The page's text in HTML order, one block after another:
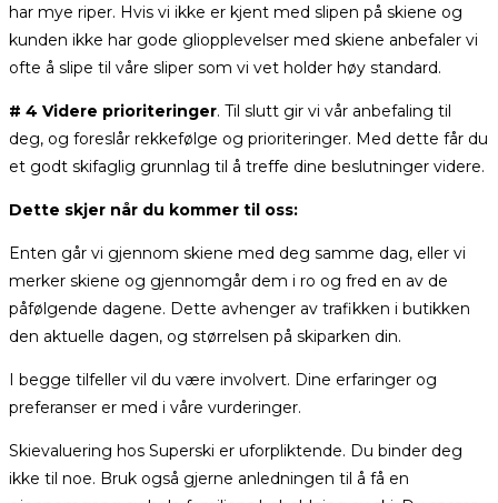
har mye riper. Hvis vi ikke er kjent med slipen på skiene og
kunden ikke har gode gliopplevelser med skiene anbefaler vi
ofte å slipe til våre sliper som vi vet holder høy standard.
# 4 Videre prioriteringer. Til slutt gir vi vår anbefaling til
deg, og foreslår rekkefølge og prioriteringer. Med dette får du
et godt skifaglig grunnlag til å treffe dine beslutninger videre.
Dette skjer når du kommer til oss:
Enten går vi gjennom skiene med deg samme dag, eller vi
merker skiene og gjennomgår dem i ro og fred en av de
påfølgende dagene. Dette avhenger av trafikken i butikken
den aktuelle dagen, og størrelsen på skiparken din.
I begge tilfeller vil du være involvert. Dine erfaringer og
preferanser er med i våre vurderinger.
Skievaluering hos Superski er uforpliktende. Du binder deg
ikke til noe. Bruk også gjerne anledningen til å få en